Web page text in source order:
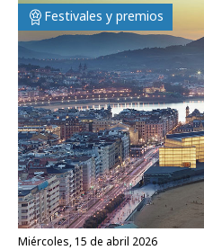
Festivales y premios
miércoles, 15 de abril 2026